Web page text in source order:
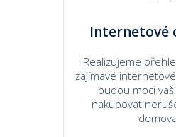
Internetové
Realizujeme
zajímavé
budou moci
nakupovat